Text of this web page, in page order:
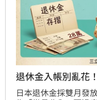
退休金入帳別亂花
日本退休金採雙月發